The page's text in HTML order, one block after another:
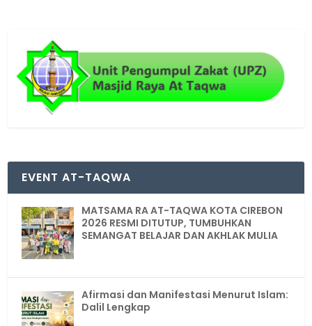
EVENT AT-TAQWA
MATSAMA RA AT-TAQWA KOTA CIREBON
2026 RESMI DITUTUP, TUMBUHKAN
SEMANGAT BELAJAR DAN AKHLAK MULIA
Afirmasi dan Manifestasi Menurut Islam:
Dalil Lengkap